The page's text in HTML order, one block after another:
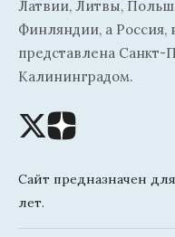
Латвии, Литвы,
Финляндии, а Россия,
представлена Санкт-
Калининградом.
Сайт предназначен
лет.